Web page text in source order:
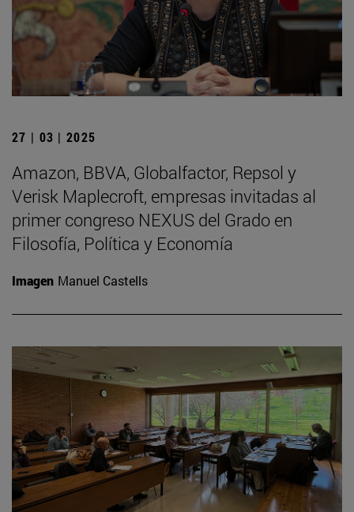
27 | 03 | 2025
Amazon, BBVA, Globalfactor, Repsol y
Verisk Maplecroft, empresas invitadas al
primer congreso NEXUS del Grado en
Filosofía, Política y Economía
Imagen Manuel Castells